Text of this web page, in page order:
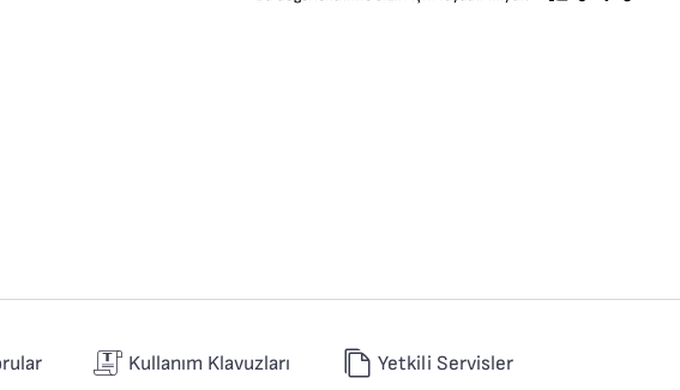
Kullanım Klavuzları Yetkili Servisler